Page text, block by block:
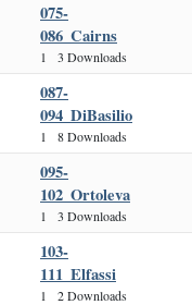
075-
086_Cairns
1 3 Downloads
087-
094_DiBasilio
1 8 Downloads
095-
102_Ortoleva
1 3 Downloads
103-
111_Elfassi
1 2 Downloads